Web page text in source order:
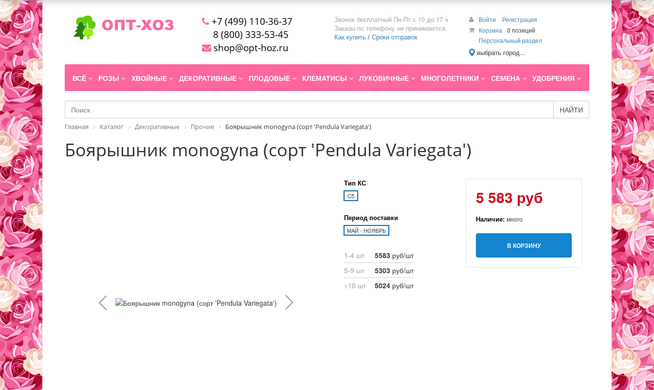
+7 (499) 110-36-37
8 (800) 333-53-45
shop@opt-hoz.ru
Звонок бесплатный Пн-Пт с 10 до 17 ч
Заказы по телефону не принимаются.
Как купить / Сроки отправок
Войти
Регистрация
Корзина
0 позиций
Персональный раздел
выбрать город...
ВСЁ РОЗЫ ХВОЙНЫЕ ДЕКОРАТИВНЫЕ ПЛОДОВЫЕ КЛЕМАТИСЫ ЛУКОВИЧНЫЕ МНОГОЛЕТНИКИ СЕМЕНА УДОБРЕНИЯ
НАЙТИ
Главная Каталог Декоративные Прочие Боярышник monogyna (сорт 'Pendula Variegata')
Боярышник monogyna (сорт 'Pendula Variegata')
Тип КС
C5
Период поставки
МАЙ - НОЯБРЬ
1-4 шт 5583 руб/шт
5-9 шт
5303 руб/шт
>10 шт
5024 руб/шт
5 583 руб
Наличие: много
В КОРЗИНУ